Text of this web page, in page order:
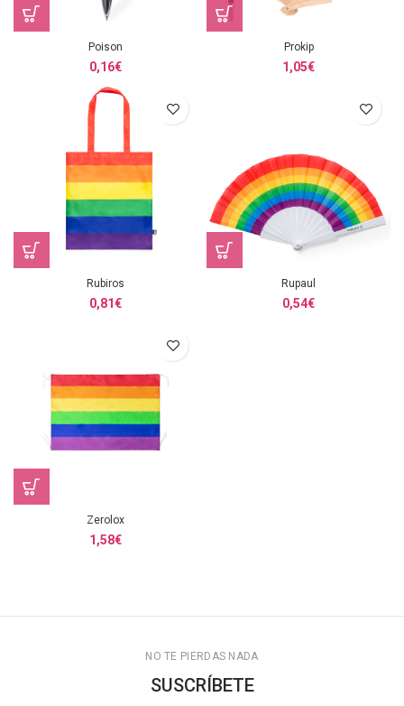
Poison
0,16€
Prokip
1,05€
Rubiros
0,81€
Rupaul
0,54€
Zerolox
1,58€
NO TE PIERDAS NADA
SUSCRÍBETE